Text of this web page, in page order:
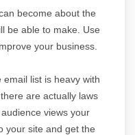
become about the
be able to make. Use
your business.
list is heavy with
are actually laws
views your
your site and get the